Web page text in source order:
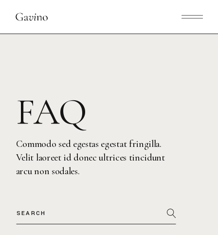
FAQ
Commodo sed egestas egestat fringilla.
Velit laoreet id donec ultrices tincidunt
arcu non sodales.